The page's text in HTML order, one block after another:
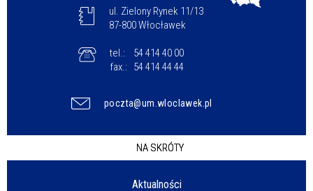
ul. Zielony Rynek 11/13
87-800 Włocławek
tel.:
54 414 40 00
fax.:
54 414 44 44
poczta@um.wloclawek.pl
NA SKRÓTY
Aktualności